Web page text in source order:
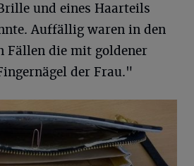
und eines Haarteils
Auffällig waren in den
Fällen die mit goldener
der Frau."